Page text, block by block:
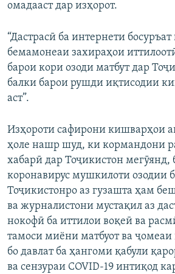
омадааст дар изҳорот.
“Дастрасӣ ба интернети
бемамонеаи захираҳои
барои кори озоди матбут дар
балки барои рушди иқтисодии
аст”.
Изҳороти сафирони кишварҳои
ҳоле нашр шуд, ки кормандони
хабарӣ дар Тоҷикистон мегӯянд,
коронавирус мушкилоти озодии
Тоҷикистонро аз гузашта ҳам
ва журналистони мустақил аз
нокофӣ ба иттилои воқеӣ ва
тамоси миёни матбуот ва
бо давлат ба ҳангоми қабули
ва сензураи COVID-19 интиқод